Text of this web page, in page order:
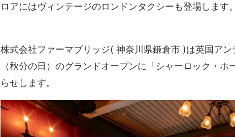
ロアにはヴィンテージのロンドンタクシーも登場します。
株式会社ファーマブリッジ( 神奈川県鎌倉市 )は英国ア
（秋分の日）のグランドオープンに「シャーロック・
らせします。